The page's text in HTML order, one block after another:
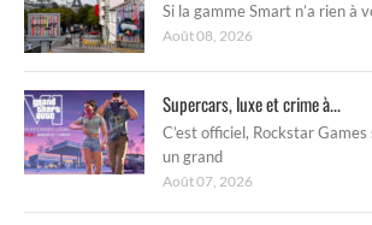
Si la gamme Smart n’a rien à
Août 08, 2026
Supercars, luxe et crime à...
C’est officiel, Rockstar
un grand
Août 07, 2026